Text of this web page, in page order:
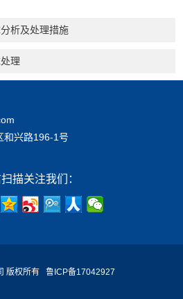
析及处理措施
理
和兴路196-1号
描关注我们：
版权所有鲁ICP备17042927